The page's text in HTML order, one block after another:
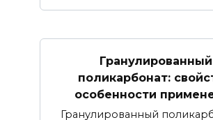
Гранулированный
поликарбонат:
особенности
Гранулированный